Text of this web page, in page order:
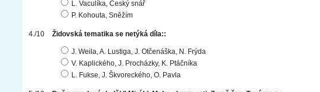
L. Vaculíka, Český snář
P. Kohouta, Sněžím
Židovská tematika se netýká díla::
J. Weila, A. Lustiga, J. Otčenáška, N. Frýda
V. Kaplického, J. Procházky, K. Ptáčníka
L. Fukse, J. Škvoreckého, O. Pavla